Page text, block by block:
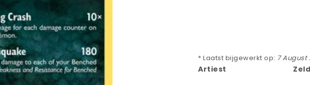
* Laatst bijgewerkt op: 7 August
Artiest